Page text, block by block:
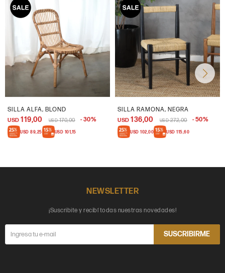
SILLA ALFA, BLOND
USD 119,00 USD 170,00 30
USD 89,25 USD 101,15
SILLA RAMONA, NEGRA
USD 136,00 USD 272,00 50
USD 102,00 USD 115,60
NEWSLETTER
¡Suscribite y recibí todas nuestras novedades!
SUSCRIBIRME